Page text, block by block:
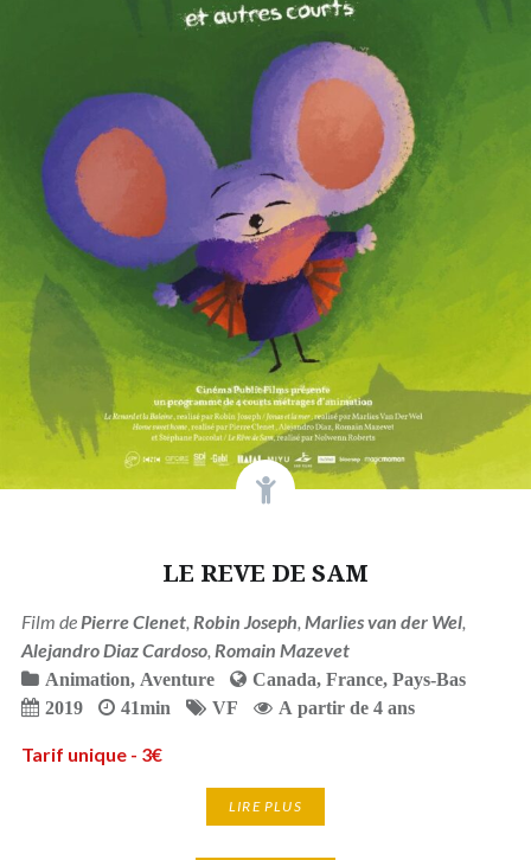
LE REVE DE SAM
Film de Pierre Clenet, Robin Joseph Marlies van der Wel,
Alejandro Diaz Cardoso, Romain Mazevet
Animation, Aventure Canada, France, Pays-Bas
2019
41min VF A partir de 4 ans
Tarif unique - 3€
LIRE PLUS